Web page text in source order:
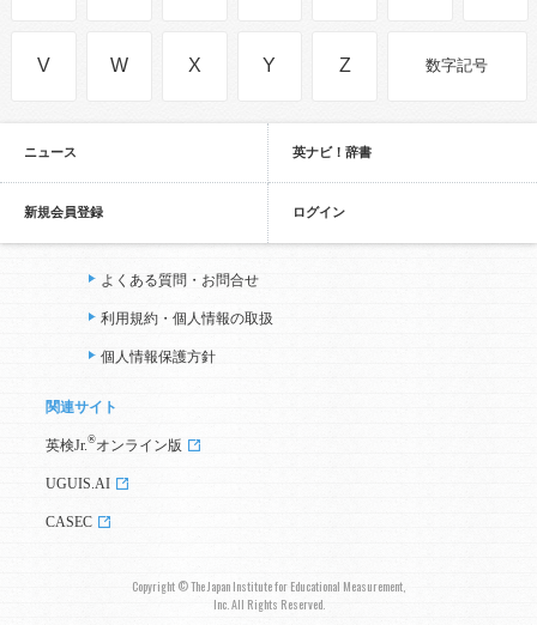
V W X Y Z 数字記号
ニュース 英ナビ！辞書
新規会員登録 ログイン
よくある質問・お問合せ
利用規約・個人情報の取扱
個人情報保護方針
関連サイト
英検Jr. ®オンライン版
UGUIS.AI
CASEC
Copyright © The Japan Institute for Educational Measurement,
Inc. All Rights Reserved.